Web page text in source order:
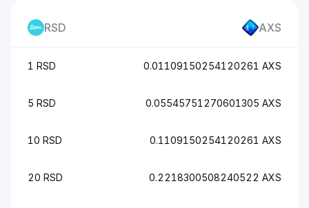
RSD AXS
1 RSD 0.01109150254120261 AXS
5 RSD 0.05545751270601305 AXS
10 RSD 0.1109150254120261 AXS
20 RSD 0.2218300508240522 AXS